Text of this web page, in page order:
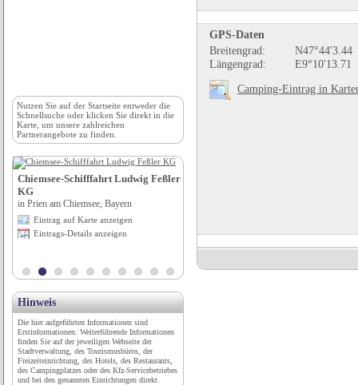
GPS-Daten
Breitengrad:
N47°44'3.44
Längengrad:
E9°10'13.71
Camping-Eintrag in
Nutzen Sie auf der Startseite entweder die
Schnellsuche oder klicken Sie direkt in die
Karte, um unsere zahlreichen
Partnerangebote zu finden.
Chiemsee-Schifffahrt Ludwig Feßler
KG
in Prien am Chiemsee, Bayern
Eintrag auf Karte anzeigen
Eintrags-Details anzeigen
Hinweis
Die hier aufgeführten Informationen sind
Erstinformationen. Weiterführende Informationen
finden Sie auf der jeweiligen Webseite der
Stadtverwaltung, des Tourismusbüros, der
Freizeiteinrichtung, des Hotels, des Restaurants,
des Campingplatzes oder des Kfz-Servicebetriebes
und bei den genannten Einrichtungen direkt.